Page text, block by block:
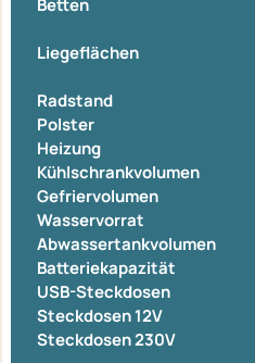
Liegeflächen
Radstand
Polster
Heizung
Kühlschrankvolumen
Gefriervolumen
Wasservorrat
Abwassertankvolumen
Batteriekapazität
USB-Steckdosen
Steckdosen 12V
Steckdosen 230V